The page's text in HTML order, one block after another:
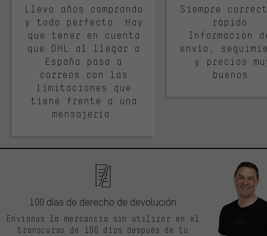
Llevo años comprando
y todo perfecto. Hay
que tener en cuenta
que DHL al llegar a
España pasa a
correos con las
limitaciones que
tiene frente a una
mensajería.
Siempre
rápido.
Información
envío,
y precios
buenos.
100 días de derecho de devolución
Envíanos la mercancía sin utilizar en el
transcurso de 100 días después de tu